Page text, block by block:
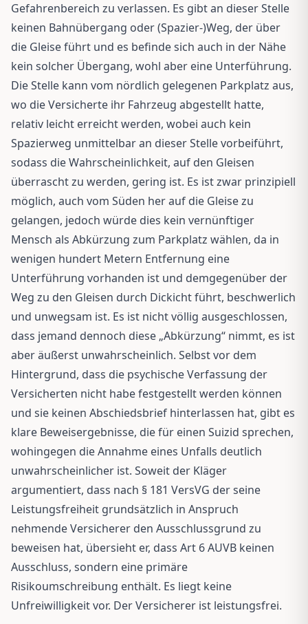
Gefahrenbereich zu verlassen. Es gibt an dieser Stelle
keinen Bahnübergang oder (Spazier-)Weg, der über
die Gleise führt und es befinde sich auch in der Nähe
kein solcher Übergang, wohl aber eine Unterführung.
Die Stelle kann vom nördlich gelegenen Parkplatz aus,
wo die Versicherte ihr Fahrzeug abgestellt hatte,
relativ leicht erreicht werden, wobei auch kein
Spazierweg unmittelbar an dieser Stelle vorbeiführt,
sodass die Wahrscheinlichkeit, auf den Gleisen
überrascht zu werden, gering ist. Es ist zwar prinzipiell
möglich, auch vom Süden her auf die Gleise zu
gelangen, jedoch würde dies kein vernünftiger
Mensch als Abkürzung zum Parkplatz wählen, da in
wenigen hundert Metern Entfernung eine
Unterführung vorhanden ist und demgegenüber der
Weg zu den Gleisen durch Dickicht führt, beschwerlich
und unwegsam ist. Es ist nicht völlig ausgeschlossen,
dass jemand dennoch diese „Abkürzung“ nimmt, es ist
aber äußerst unwahrscheinlich. Selbst vor dem
Hintergrund, dass die psychische Verfassung der
Versicherten nicht habe festgestellt werden können
und sie keinen Abschiedsbrief hinterlassen hat, gibt es
klare Beweisergebnisse, die für einen Suizid sprechen,
wohingegen die Annahme eines Unfalls deutlich
unwahrscheinlicher ist. Soweit der Kläger
argumentiert, dass nach § 181 VersVG der seine
Leistungsfreiheit grundsätzlich in Anspruch
nehmende Versicherer den Ausschlussgrund zu
beweisen hat, übersieht er, dass Art 6 AUVB keinen
Ausschluss, sondern eine primäre
Risikoumschreibung enthält. Es liegt keine
Unfreiwilligkeit vor. Der Versicherer ist leistungsfrei.